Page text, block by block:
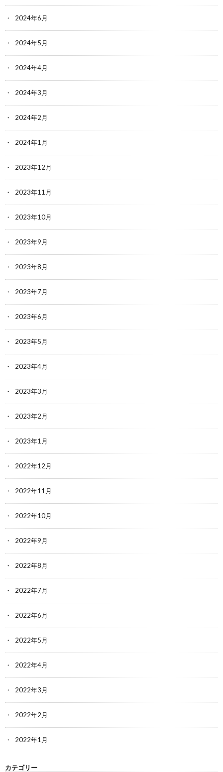
2024年6月
2024年5月
2024年4月
2024年3月
2024年2月
2024年1月
2023年12月
2023年11月
2023年10月
2023年9月
2023年8月
2023年7月
2023年6月
2023年5月
2023年4月
2023年3月
2023年2月
2023年1月
2022年12月
2022年11月
2022年10月
2022年9月
2022年8月
2022年7月
2022年6月
2022年5月
2022年4月
2022年3月
2022年2月
2022年1月
カテゴリー